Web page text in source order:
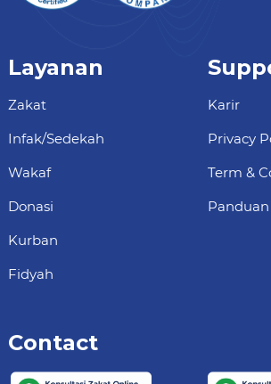
Layanan
Zakat
Infak/Sedekah
Wakaf
Donasi
Kurban
Fidyah
Karir
Privacy
Term &
Panduan
Contact